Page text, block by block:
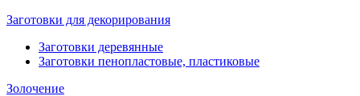
Заготовки для декорирования
Заготовки деревянные
Заготовки пенопластовые, пластиковые
Золочение